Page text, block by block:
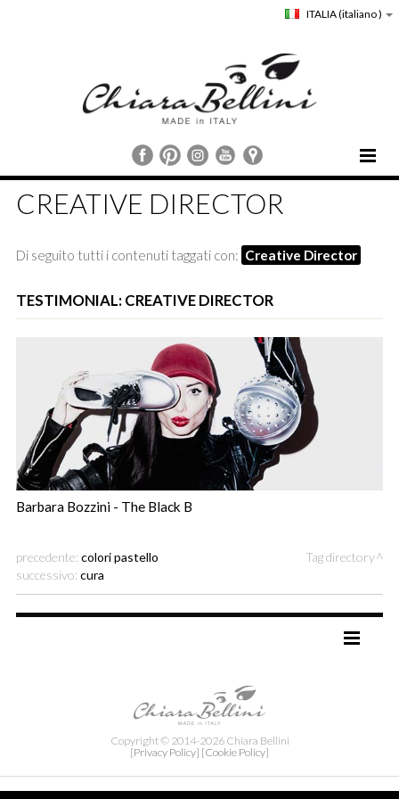
ITALIA(italiano )
HOME
CHIARA BELLINI
COMUNICAZIONE
CUSTOMER SERVICE
CREATIVE DIRECTOR
Di seguito tutti i contenuti taggati con: Creative Director
TESTIMONIAL: CREATIVE DIRECTOR
Barbara Bozzini - The Black B
precedente: colori pastello
successivo: cura
Tag directory
SITE MAP
Copyright © 2014-2026 Chiara Bellini
[Privacy Policy] [Cookie Policy]